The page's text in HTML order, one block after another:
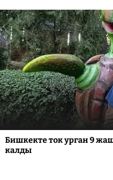
Бишкекте ток урган 9
калды